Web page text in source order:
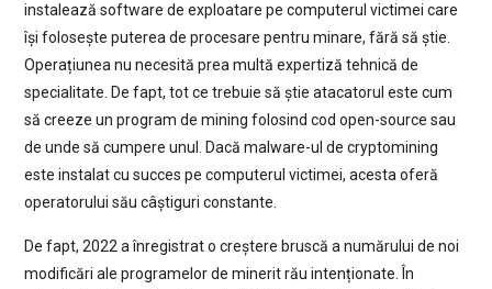
instalează software de exploatare pe computerul victimei care
își folosește puterea de procesare pentru minare, fără să știe.
Operațiunea nu necesită prea multă expertiză tehnică de
specialitate. De fapt, tot ce trebuie să știe atacatorul este cum
să creeze un program de mining folosind cod open-source sau
de unde să cumpere unul. Dacă malware-ul de cryptomining
este instalat cu succes pe computerul victimei, acesta oferă
operatorului său câștiguri constante.
De fapt, 2022 a înregistrat o creștere bruscă a numărului de noi
modificări ale programelor de minerit rău intenționate. În